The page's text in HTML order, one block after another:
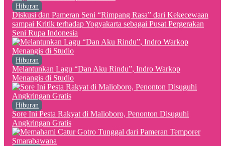
Hiburan
Diskusi dan Pameran Seni “Rimpang Rasa” dari Kekecewaan
sampai Kritik terhadap Yogyakarta sebagai Pusat Pergerakan
Seni Rupa Indonesia
Hiburan
Melantunkan Lagu “Dan Aku Rindu”, Indro Warkop
Menangis di Studio
Hiburan
Sore Ini Pesta Rakyat di Malioboro, Penonton Disuguhi
Angkringan Gratis